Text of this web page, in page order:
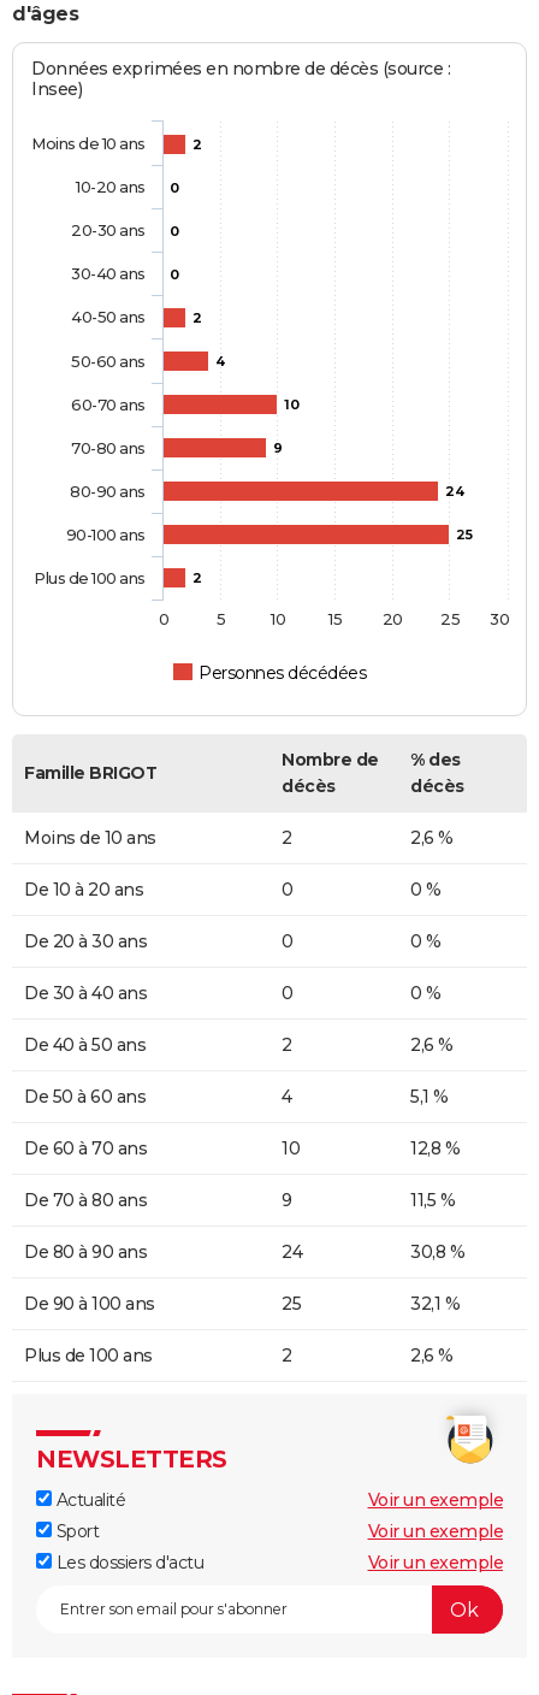
d'âges
Données exprimées en nombre de décès (source :
Insee)
2
0
0
0
2
4
10
9
24
25
2
Personnes décédées
Moins de 10 ans
10-20 ans
20-30 ans
30-40 ans
40-50 ans
50-60 ans
60-70 ans
70-80 ans
80-90 ans
90-100 ans
Plus de 100 ans
0 5 10 15 20 25 30
Famille BRIGOT
Nombre de
décès
% des
décès
Moins de 10 ans 2 2,6 %
De 10 à 20 ans 0 0 %
De 20 à 30 ans 0 0 %
De 30 à 40 ans 0 0 %
De 40 à 50 ans 2 2,6 %
De 50 à 60 ans 4 5,1 %
De 60 à 70 ans 10 12,8 %
De 70 à 80 ans 9 11,5 %
De 80 à 90 ans 24 30,8 %
De 90 à 100 ans 25 32,1 %
Plus de 100 ans 2 2,6 %
NEWSLETTERS
Actualité
Voir un exemple
Sport
Voir un exemple
Les dossiers d'actu
Voir un exemple